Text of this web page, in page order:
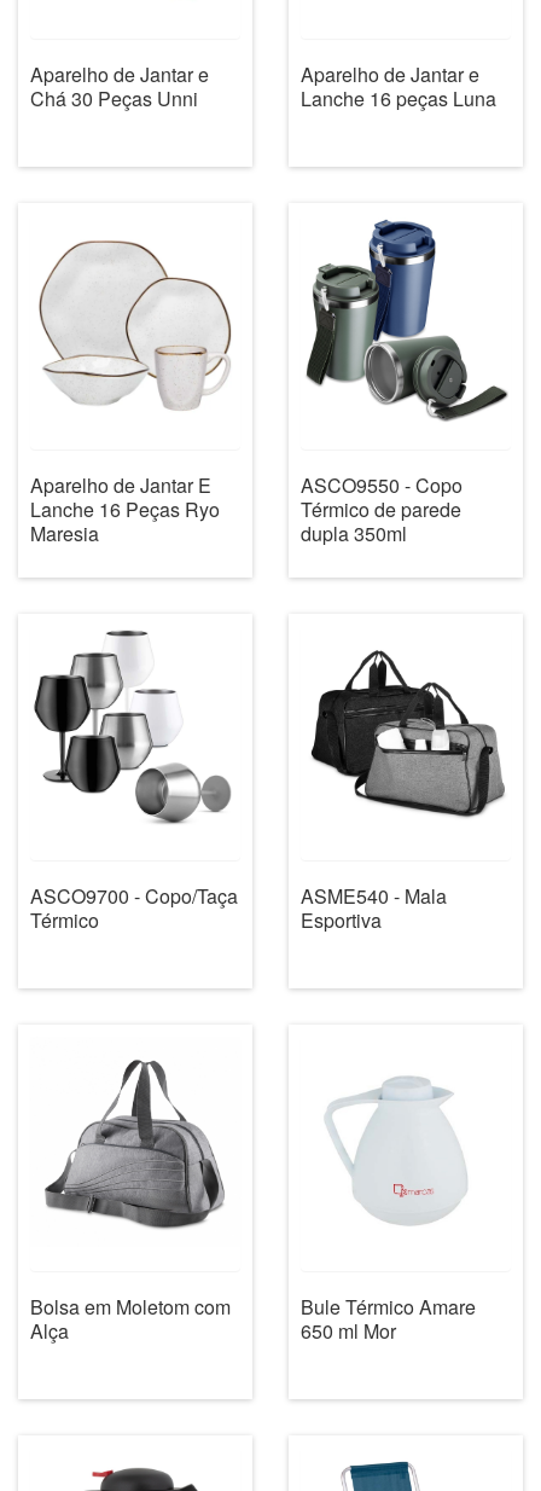
Aparelho de Jantar e
Chá 30 Peças Unni
Aparelho de Jantar e
Lanche 16 peças Luna
Aparelho de Jantar E
Lanche 16 Peças Ryo
Maresia
ASCO9550 - Copo
Térmico de parede
dupla 350ml
ASCO9700 - Copo/Taça
Térmico
ASME540 - Mala
Esportiva
Bolsa em Moletom com
Alça
Bule Térmico Amare
650 ml Mor